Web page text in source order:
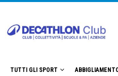
TUTTI GLI SPORT